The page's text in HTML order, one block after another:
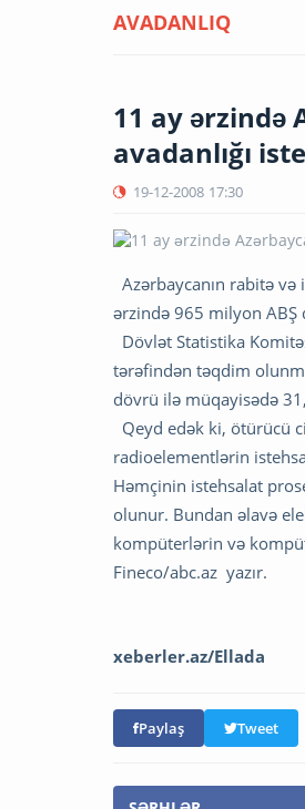
AVADANLIQ
11 ay ərzində
avadanlığı
19-12-2008 17:30
Azərbaycanın rabitə
ərzində 965 milyon
Dövlət Statistika
tərəfindən təqdim
dövrü ilə müqayisədə
Qeyd edək ki, ötürücü
radioelementlərin
Həmçinin istehsalat
olunur. Bundan əlavə
kompüterlərin və
Fineco/abc.az yazır.
xeberler.az/Ellada
Paylaş Tweet